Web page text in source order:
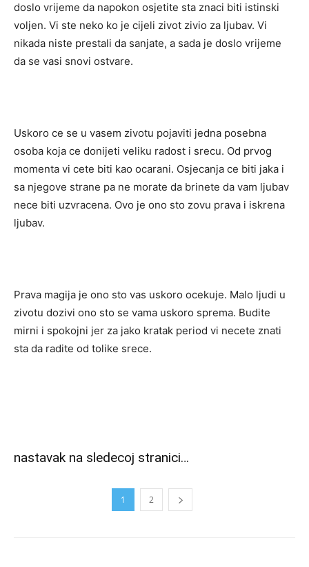
doslo vrijeme da napokon osjetite sta znaci biti istinski
voljen. Vi ste neko ko je cijeli zivot zivio za ljubav. Vi
nikada niste prestali da sanjate, a sada je doslo vrijeme
da se vasi snovi ostvare.
Uskoro ce se u vasem zivotu pojaviti jedna posebna
osoba koja ce donijeti veliku radost i srecu. Od prvog
momenta vi cete biti kao ocarani. Osjecanja ce biti jaka i
sa njegove strane pa ne morate da brinete da vam ljubav
nece biti uzvracena. Ovo je ono sto zovu prava i iskrena
ljubav.
Prava magija je ono sto vas uskoro ocekuje. Malo ljudi u
zivotu dozivi ono sto se vama uskoro sprema. Budite
mirni i spokojni jer za jako kratak period vi necete znati
sta da radite od tolike srece.
nastavak na sledecoj stranici…
1 2